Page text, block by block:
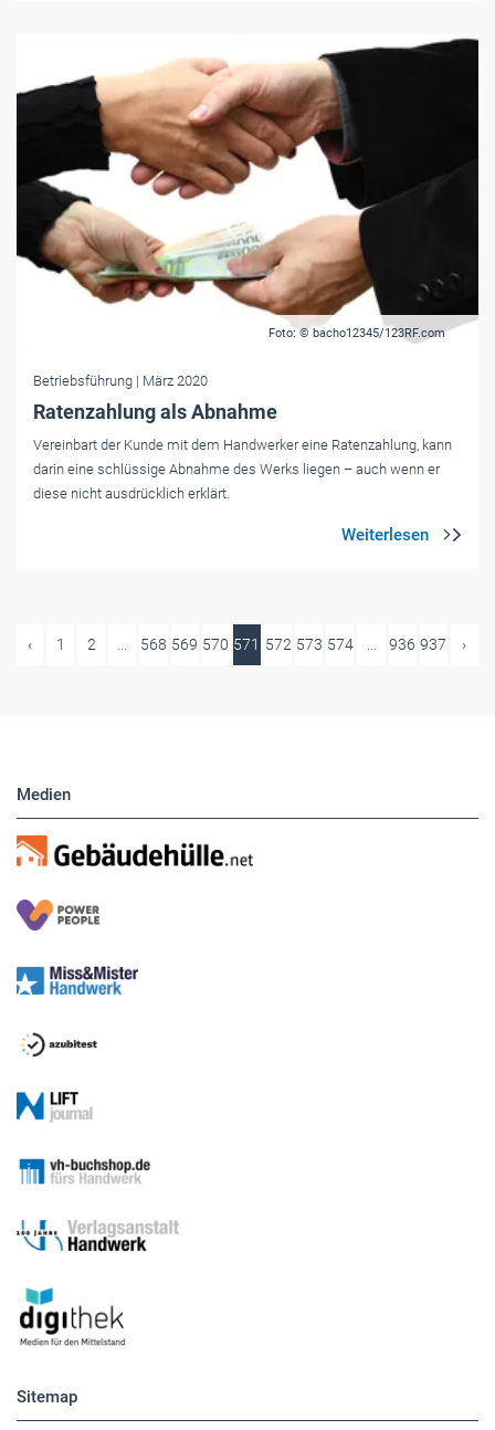
Foto: © bacho12345/123RF.com
Betriebsführung | März 2020
Ratenzahlung als Abnahme
Vereinbart der Kunde mit dem Handwerker eine Ratenzahlung, kann
darin eine schlüssige Abnahme des Werks liegen – auch wenn er
diese nicht ausdrücklich erklärt.
‹ 1 2 ... 568 569 570 571 572 573 574 ... 936 937 ›
Medien
Sitemap